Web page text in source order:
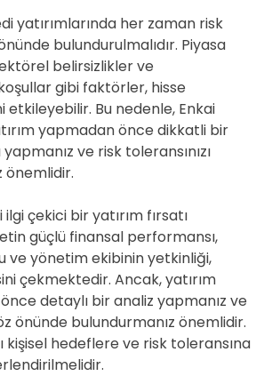
yatırımlarında her zaman risk
bulundurulmalıdır. Piyasa
belirsizlikler ve
gibi faktörler, hisse
etkileyebilir. Bu nedenle, Enkai
yapmadan önce dikkatli bir
ve risk toleransınızı
çekici bir yatırım fırsatı
güçlü finansal performansı,
ve yönetim ekibinin yetkinliği,
çekmektedir. Ancak, yatırım
detaylı bir analiz yapmanız ve
önünde bulundurmanız önemlidir.
kişisel hedeflere ve risk toleransına